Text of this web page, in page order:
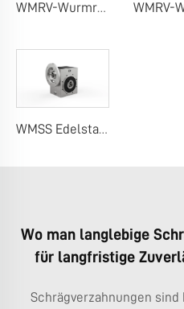
WMRV-Wurmradgetriebe (klassisches Design)
WMSS Edelstahl-Worm-Getriebe
Wo man langlebige
für langfristige
Schrägverzahnungen